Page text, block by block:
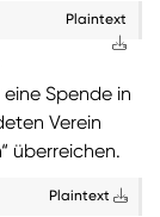
uvm.
Plaintext
Spende in
Verein
überreichen.
Plaintext